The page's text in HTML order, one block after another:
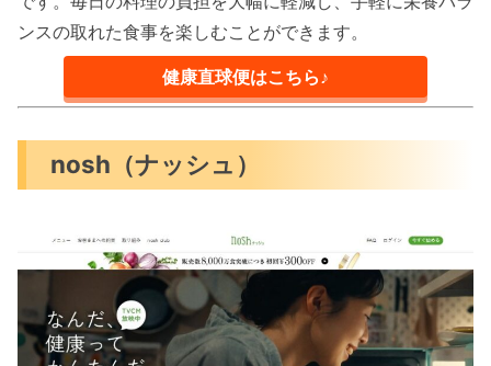
ンスの取れた食事を楽しむことができます。
健康直球便はこちら♪
nosh（ナッシュ）